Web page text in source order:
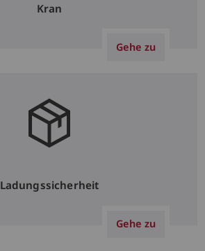
Kran
Gehe zu
Ladungssicherheit
Gehe zu